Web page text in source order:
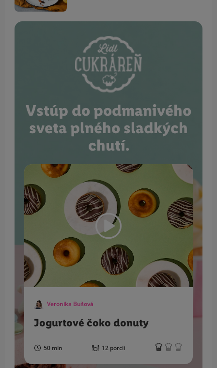
Vstúp do podmanivého
sveta plného sladkých
chutí.
Veronika Bušová
Jogurtové čoko donuty
50 min 12 porcií